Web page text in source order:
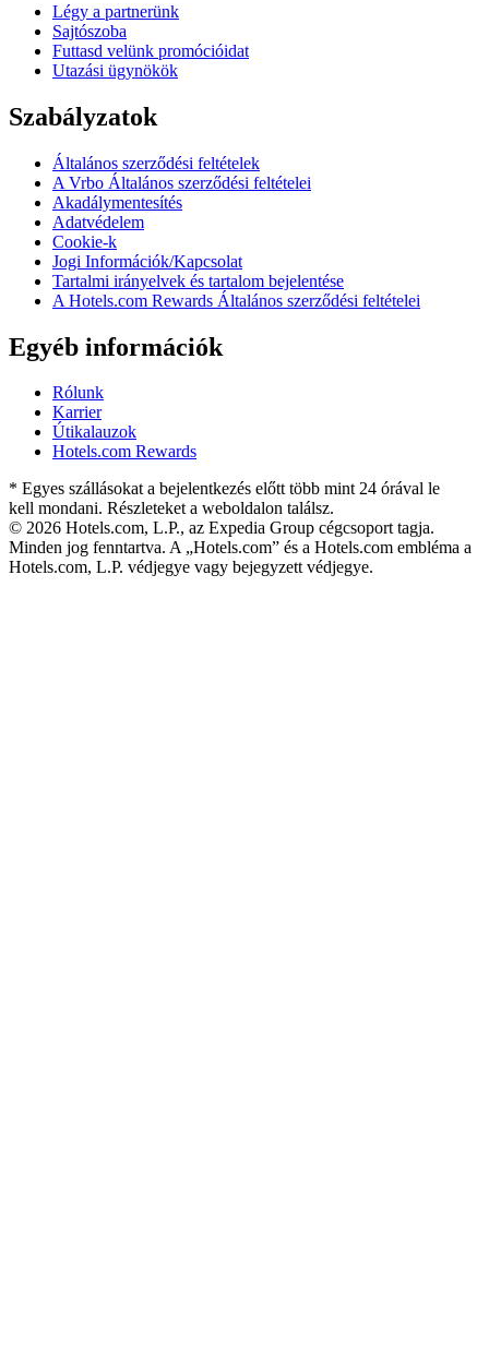
Légy a partnerünk
Sajtószoba
Futtasd velünk promócióidat
Utazási ügynökök
Szabályzatok
Általános szerződési feltételek
A Vrbo Általános szerződési feltételei
Akadálymentesítés
Adatvédelem
Cookie-k
Jogi Információk/Kapcsolat
Tartalmi irányelvek és tartalom bejelentése
A Hotels.com Rewards Általános szerződési feltételei
Egyéb információk
Rólunk
Karrier
Útikalauzok
Hotels.com Rewards
* Egyes szállásokat a bejelentkezés előtt több mint 24 órával le
kell mondani. Részleteket a weboldalon találsz.
© 2026 Hotels.com, L.P., az Expedia Group cégcsoport tagja.
Minden jog fenntartva. A „Hotels.com” és a Hotels.com embléma a
Hotels.com, L.P. védjegye vagy bejegyzett védjegye.